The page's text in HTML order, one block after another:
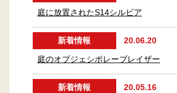
庭に放置されたS14シルビア
新着情報 20.06.20
庭のオブジェシボレーブレイザー
新着情報 20.05.16